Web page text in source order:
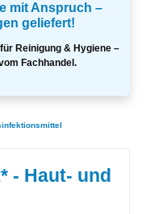
mit Anspruch –
geliefert!
Reinigung & Hygiene –
Fachhandel.
- Haut- und